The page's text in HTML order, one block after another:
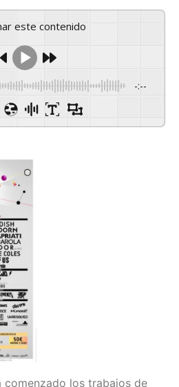
este contenido
-:--
comenzado los trabajos de